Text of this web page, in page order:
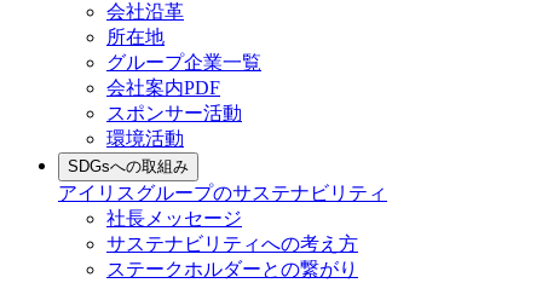
会社沿革
所在地
グループ企業一覧
会社案内PDF
スポンサー活動
環境活動
SDGsへの取組み
アイリスグループのサステナビリティ
社長メッセージ
サステナビリティへの考え方
ステークホルダーとの繋がり